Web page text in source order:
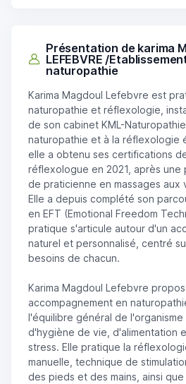
Présentation de karima
LEFEBVRE /
naturopathie
Karima Magdoul Lefebvre est
naturopathie et réflexologie,
de son cabinet KML-
naturopathie et à la réflexologie
elle a obtenu ses certifications
réflexologue en 2021, après une
de praticienne en massages aux
Elle a depuis complété son
en EFT (Emotional Freedom
pratique s'articule autour d'un
naturel et personnalisé, centré
besoins de chacun.
Karima Magdoul Lefebvre
accompagnement en
l'équilibre général de
d'hygiène de vie, d'alimentation
stress. Elle pratique la
manuelle, technique de
des pieds et des mains, ainsi